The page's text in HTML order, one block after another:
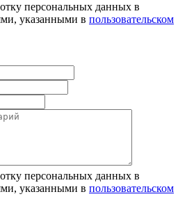
персональных данных в
указанными в пользовательском
персональных данных в
указанными в пользовательском